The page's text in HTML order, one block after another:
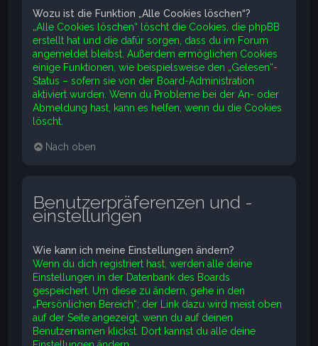
Wozu ist die Funktion „Alle Cookies löschen“?
„Alle Cookies löschen“ löscht die Cookies, die phpBB
erstellt hat und die dafür sorgen, dass du im Forum
angemeldet bleibst. Außerdem ermöglichen Cookies
einige Funktionen, wie beispielsweise den „Gelesen“-
Status – sofern sie von der Board-Administration
aktiviert wurden. Wenn du Probleme bei der An- oder
Abmeldung hast, kann es helfen, wenn du die Cookies
löscht.
Nach oben
Benutzerpräferenzen und -
einstellungen
Wie kann ich meine Einstellungen ändern?
Wenn du dich registriert hast, werden alle deine
Einstellungen in der Datenbank des Boards
gespeichert. Um diese zu ändern, gehe in den
„Persönlichen Bereich“; der Link dazu wird meist oben
auf der Seite angezeigt, wenn du auf deinen
Benutzernamen klickst. Dort kannst du alle deine